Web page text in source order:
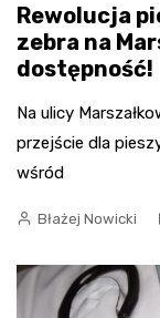
Rewolucja
zebra na
dostępność!
Na ulicy
przejście dla
wśród
Błażej Nowicki